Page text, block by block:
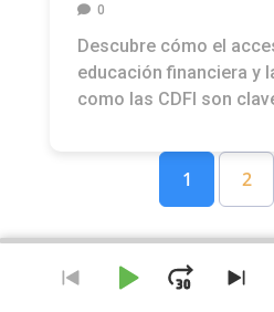
0
Descubre cómo el
educación financiera y
como las CDFI son
1 2
Audio
Ir